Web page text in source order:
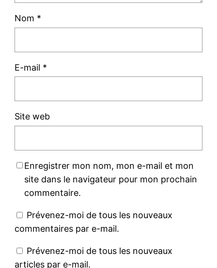
Nom *
E-mail *
Site web
Enregistrer mon nom, mon e-mail et mon
site dans le navigateur pour mon prochain
commentaire.
Prévenez-moi de tous les nouveaux
commentaires par e-mail.
Prévenez-moi de tous les nouveaux
articles par e-mail.